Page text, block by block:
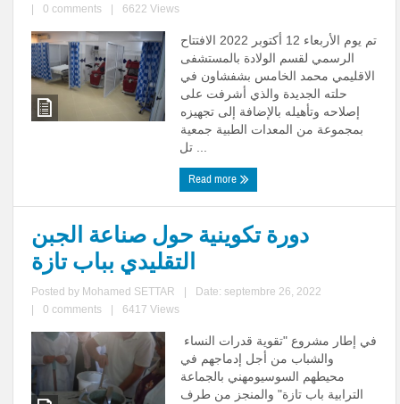
0 comments 6622 Views
تم يوم الأربعاء 12 أكتوبر 2022 الافتتاح
الرسمي لقسم الولادة بالمستشفى
الاقليمي محمد الخامس بشفشاون في
حلته الجديدة والذي أشرفت على
إصلاحه وتأهيله بالإضافة إلى تجهيزه
بمجموعة من المعدات الطبية جمعية
Read more
دورة تكوينية حول صناعة الجبن
التقليدي بباب تازة
Posted by Mohamed SETTAR
Date: septembre 26, 2022
0 comments 6417 Views
والشباب من أجل إدماجهم في
محيطهم السوسيومهني بالجماعة
الترابية باب تازة" والمنجز من طرف